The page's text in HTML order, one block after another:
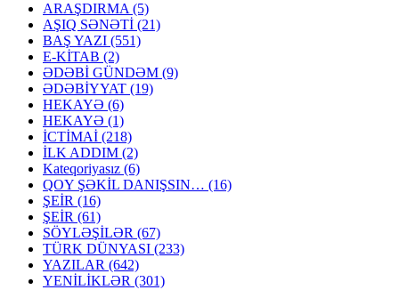
ARAŞDIRMA (5)
AŞIQ SƏNƏTİ (21)
BAŞ YAZI (551)
E-KİTAB (2)
ƏDƏBİ GÜNDƏM (9)
ƏDƏBİYYAT (19)
HEKAYƏ (6)
HEKAYƏ (1)
İCTİMAİ (218)
İLK ADDIM (2)
Kateqoriyasız (6)
QOY ŞƏKİL DANIŞSIN… (16)
ŞEİR (16)
ŞEİR (61)
SÖYLƏŞİLƏR (67)
TÜRK DÜNYASI (233)
YAZILAR (642)
YENİLİKLƏR (301)